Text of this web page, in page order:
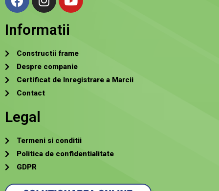
Informatii
Constructii frame
Despre companie
Certificat de Inregistrare a Marcii
Contact
Legal
Termeni si conditii
Politica de confidentialitate
GDPR